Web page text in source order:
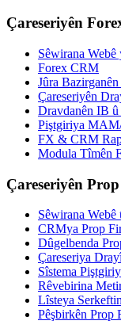
Çareseriyên
Sêwirana Webê
Forex CRM
Jûra
Çareseriyên
Dravdanên IB
Piştgiriya
FX & CRM
Modula Tîmên
Çareseriyên
Sêwirana Webê
CRMya Prop
Dûgelbenda
Çareseriya
Sîstema
Rêvebirina
Lîsteya
Pêşbirkên Prop